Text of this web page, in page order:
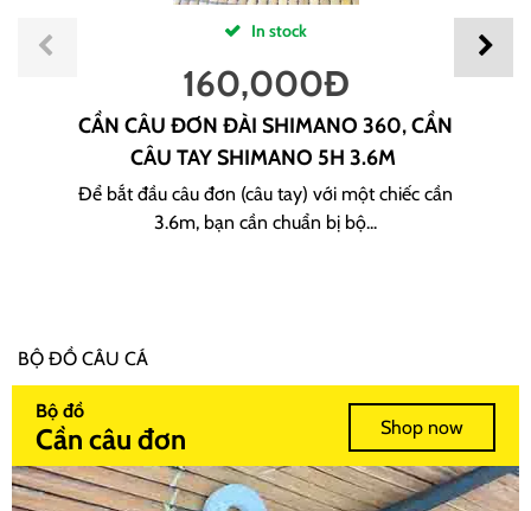
In stock
160,000Đ
CẦN CÂU ĐƠN ĐÀI SHIMANO 360, CẦN
CÂU TAY SHIMANO 5H 3.6M
Để bắt đầu câu đơn (câu tay) với một chiếc cần
3.6m, bạn cần chuẩn bị bộ...
BỘ ĐỒ CÂU CÁ
Bộ đồ
Cần câu đơn Shop now